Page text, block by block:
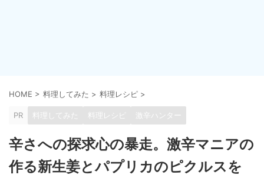
HOME > 料理してみた > 料理レシピ >
PR 料理してみた 料理レシピ 激辛ハンター
辛さへの探求心の暴走。激辛マニアの
作る新生姜とパプリカのピクルスを